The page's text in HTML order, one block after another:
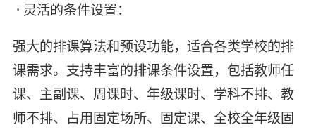
· 灵活的条件设置：
强大的排课算法和预设功能，适合各类学校的排
课需求。支持丰富的排课条件设置，包括教师任
课、主副课、周课时、年级课时、学科不排、教
师不排、占用固定场所、固定课、全校全年级固